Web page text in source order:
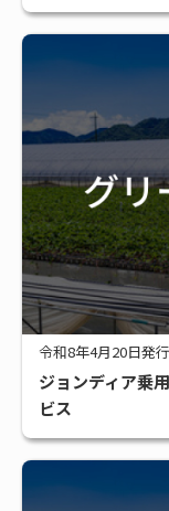
令和8年4月20日発
ジョンディア乗
ビス